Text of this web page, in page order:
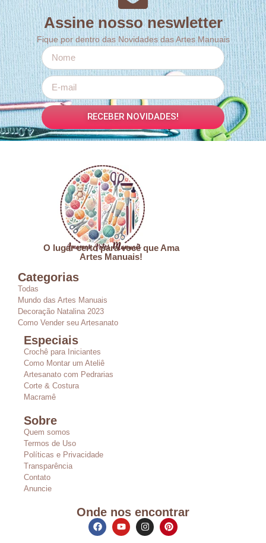
Assine nosso neswletter
Fique por dentro das Novidades das Artes Manuais
RECEBER NOVIDADES!
O lugar certo para você que Ama
Artes Manuais!
Categorias
Todas
Mundo das Artes Manuais
Decoração Natalina 2023
Como Vender seu Artesanato
Especiais
Crochê para Iniciantes
Como Montar um Ateliê
Artesanato com Pedrarias
Corte & Costura
Macramê
Sobre
Quem somos
Termos de Uso
Políticas e Privacidade
Transparência
Contato
Anuncie
Onde nos encontrar